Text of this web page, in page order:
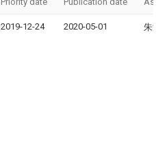
2019-12-24 2020-05-01 朱浩